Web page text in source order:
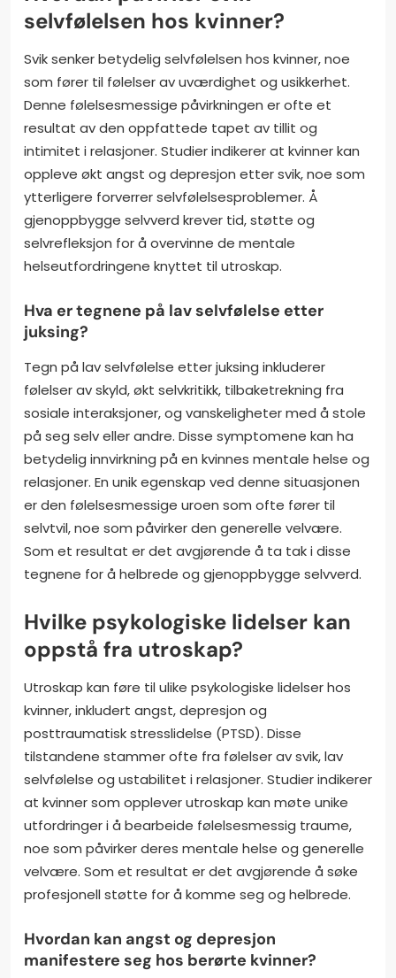
selvfølelsen hos kvinner?
Svik senker betydelig selvfølelsen hos kvinner, noe
som fører til følelser av uværdighet og usikkerhet.
Denne følelsesmessige påvirkningen er ofte et
resultat av den oppfattede tapet av tillit og
intimitet i relasjoner. Studier indikerer at kvinner kan
oppleve økt angst og depresjon etter svik, noe som
ytterligere forverrer selvfølelsesproblemer. Å
gjenoppbygge selvverd krever tid, støtte og
selvrefleksjon for å overvinne de mentale
helseutfordringene knyttet til utroskap.
Hva er tegnene på lav selvfølelse etter
juksing?
Tegn på lav selvfølelse etter juksing inkluderer
følelser av skyld, økt selvkritikk, tilbaketrekning fra
sosiale interaksjoner, og vanskeligheter med å stole
på seg selv eller andre. Disse symptomene kan ha
betydelig innvirkning på en kvinnes mentale helse og
relasjoner. En unik egenskap ved denne situasjonen
er den følelsesmessige uroen som ofte fører til
selvtvil, noe som påvirker den generelle velvære.
Som et resultat er det avgjørende å ta tak i disse
tegnene for å helbrede og gjenoppbygge selvverd.
Hvilke psykologiske lidelser kan
oppstå fra utroskap?
Utroskap kan føre til ulike psykologiske lidelser hos
kvinner, inkludert angst, depresjon og
posttraumatisk stresslidelse (PTSD). Disse
tilstandene stammer ofte fra følelser av svik, lav
selvfølelse og ustabilitet i relasjoner. Studier indikerer
at kvinner som opplever utroskap kan møte unike
utfordringer i å bearbeide følelsesmessig traume,
noe som påvirker deres mentale helse og generelle
velvære. Som et resultat er det avgjørende å søke
profesjonell støtte for å komme seg og helbrede.
Hvordan kan angst og depresjon
manifestere seg hos berørte kvinner?